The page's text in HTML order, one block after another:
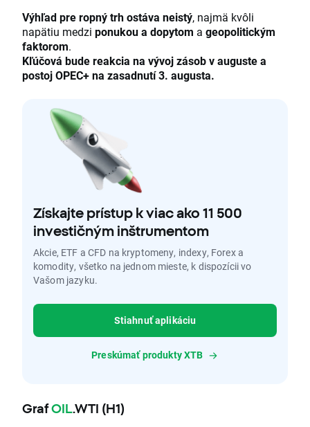
Výhľad pre ropný trh ostáva neistý, najmä kvôli
napätiu medzi ponukou a dopytom a geopolitickým
faktorom.
Kľúčová bude reakcia na vývoj zásob v auguste a
postoj OPEC+ na zasadnutí 3. augusta.
Získajte prístup k viac ako 11 500
investičným inštrumentom
Akcie, ETF a CFD na kryptomeny, indexy, Forex a
komodity, všetko na jednom mieste, k dispozícii vo
Vašom jazyku.
Stiahnuť aplikáciu
Preskúmať produkty XTB
GrafOIL.WTI (H1)